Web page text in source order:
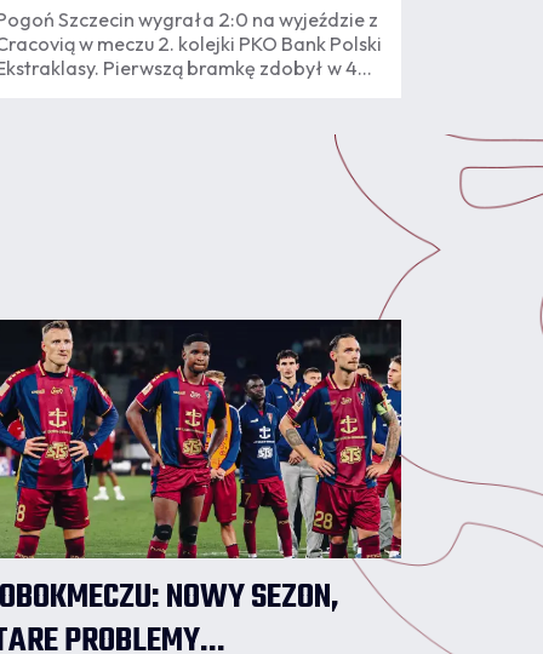
Szczecin wygrała 2:0 na wyjeździe z
w meczu 2. kolejki PKO Bank Polski
Pierwszą bramkę zdobył w 46.
zdobyła pierwsze punkty w tym
NOWY SEZON,
PROBLEMY...